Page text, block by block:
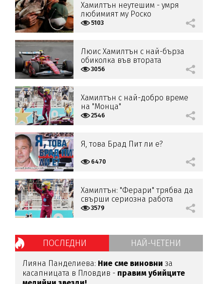
Хамилтън неутешим - умря
любимият му Роско
5103
Люис Хамилтън с най-бърза
обиколка във втората
свободна тренировка
3056
Хамилтън с най-добро време
на "Монца"
2546
Я, това Брад Пит ли е?
6470
Хамилтън: "Ферари" трябва да
свърши сериозна работа
3579
ПОСЛЕДНИ НАЙ-ЧЕТЕНИ
Лияна Панделиева: Ние сме виновниза
касапницата в Пловдив - правим убийците